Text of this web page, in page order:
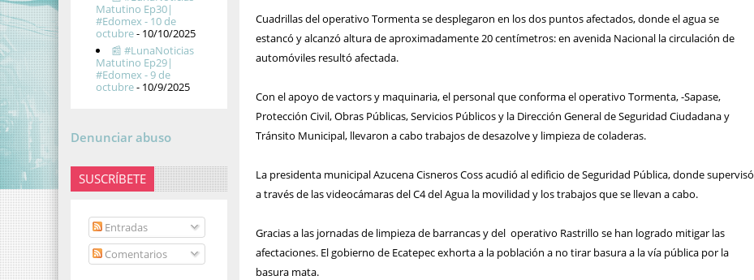
Matutino Ep30|
#Edomex - 10 de
octubre- 10/10/2025
📰 #LunaNoticias
Matutino Ep29|
#Edomex - 9 de
octubre- 10/9/2025
Denunciar abuso
SUSCRÍBETE
Entradas
Comentarios
Cuadrillas del operativo Tormenta se desplegaron en los dos puntos afectados, donde el agua se
estancó y alcanzó altura de aproximadamente 20 centímetros: en avenida Nacional la circulación de
automóviles resultó afectada.
Con el apoyo de vactors y maquinaria, el personal que conforma el operativo Tormenta, -Sapase,
Protección Civil, Obras Públicas, Servicios Públicos y la Dirección General de Seguridad Ciudadana y
Tránsito Municipal, llevaron a cabo trabajos de desazolve y limpieza de coladeras.
La presidenta municipal Azucena Cisneros Coss acudió al edificio de Seguridad Pública, donde supervisó
a través de las videocámaras del C4 del Agua la movilidad y los trabajos que se llevan a cabo.
Gracias a las jornadas de limpieza de barrancas y del operativo Rastrillo se han logrado mitigar las
afectaciones. El gobierno de Ecatepec exhorta a la población a no tirar basura a la vía pública por la
basura mata.